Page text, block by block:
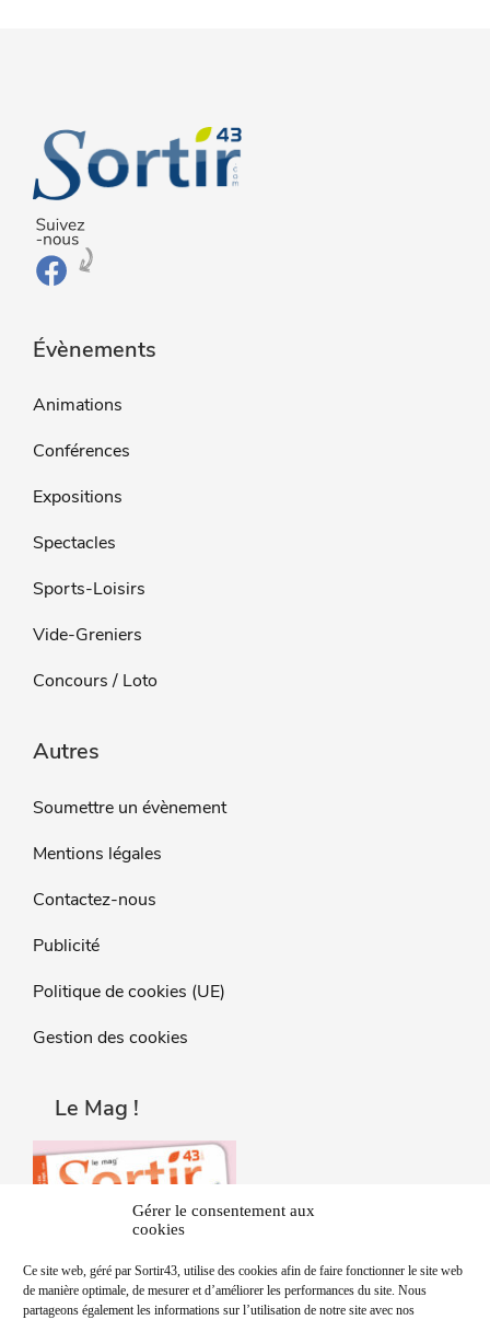
Gérer le consentement aux
cookies
Ce site web, géré par Sortir43, utilise des cookies afin de faire fonctionner le site web
de manière optimale, de mesurer et d’améliorer les performances du site. Nous
partageons également les informations sur l’utilisation de notre site avec nos
Évènements
Animations
Conférences
Expositions
Spectacles
Sports-Loisirs
Vide-Greniers
Concours / Loto
Autres
Soumettre un évènement
Mentions légales
Contactez-nous
Publicité
Politique de cookies (UE)
Gestion des cookies
Le Mag !